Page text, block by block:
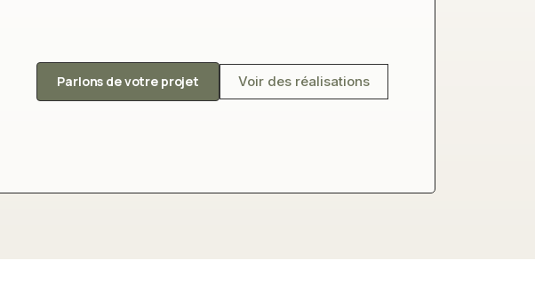
Parlons de votre projet Voir des réalisations